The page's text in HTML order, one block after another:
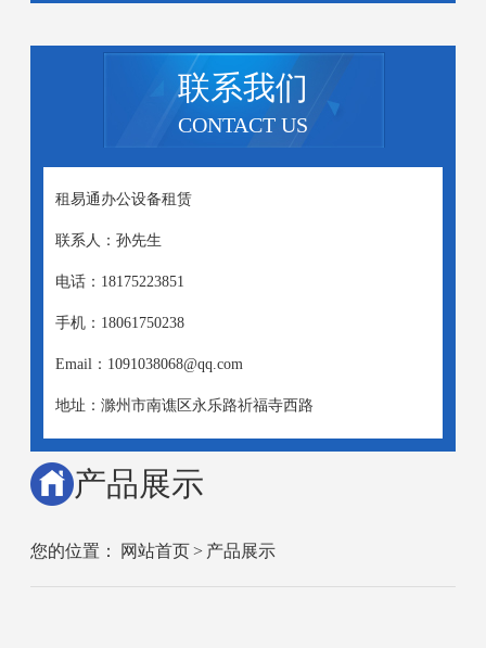
联系我们
CONTACT US
租易通办公设备租赁
联系人：孙先生
电话：18175223851
手机：18061750238
Email：1091038068@qq.com
地址：滁州市南谯区永乐路祈福寺西路
产品展示
您的位置： 网站首页 > 产品展示